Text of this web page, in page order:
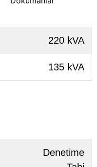
220 kVA
135 kVA
Denetime